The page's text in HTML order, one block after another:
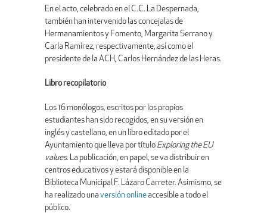
En el acto, celebrado en el C.C. La Despernada,
también han intervenido las concejalas de
Hermanamientos y Fomento, Margarita Serrano y
Carla Ramírez, respectivamente, así como el
presidente de la ACH, Carlos Hernández de las Heras.
Libro recopilatorio
Los 16 monólogos, escritos por los propios
estudiantes han sido recogidos, en su versión en
inglés y castellano, en un libro editado por el
Ayuntamiento que lleva por título Exploring the EU
values. La publicación, en papel, se va distribuir en
centros educativos y estará disponible en la
Biblioteca Municipal F. Lázaro Carreter. Asimismo, se
ha realizado una versión onlineaccesible a todo el
público.